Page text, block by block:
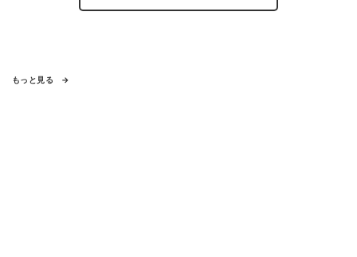
もっと見る